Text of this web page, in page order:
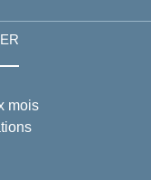
mois